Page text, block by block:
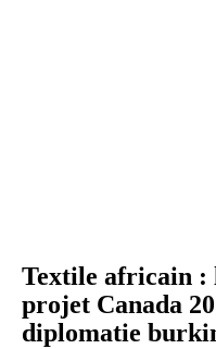
Textile africain :
projet Canada
diplomatie